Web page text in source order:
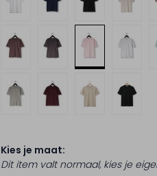
Kies je maat:
Dit item valt normaal, kies je